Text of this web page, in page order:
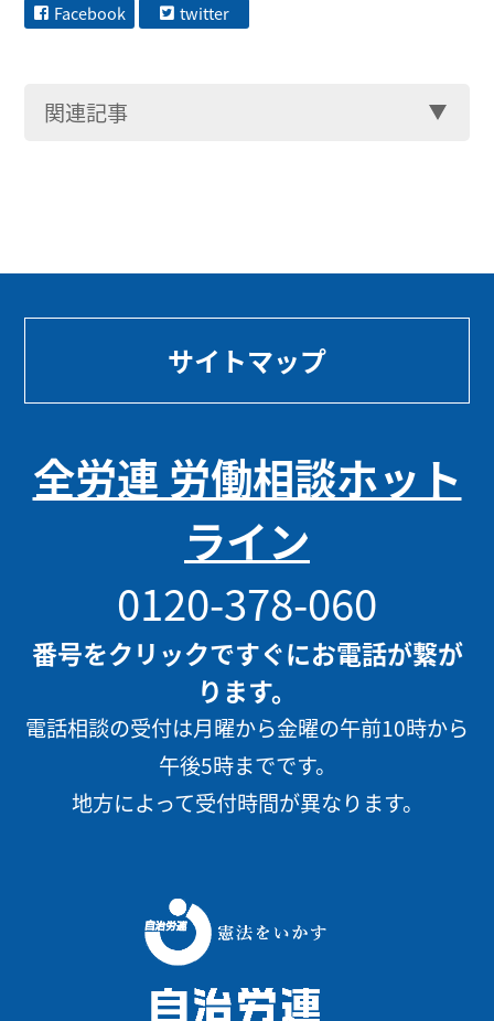
Facebook twitter
関連記事
サイトマップ
全労連 労働相談ホット
ライン
0120-378-060
番号をクリックですぐにお電話が繋が
ります。
電話相談の受付は月曜から金曜の午前10時から
午後5時までです。
地方によって受付時間が異なります。